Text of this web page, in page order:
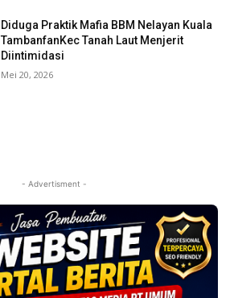
Diduga Praktik Mafia BBM Nelayan Kuala
TambanfanKec Tanah Laut Menjerit
Diintimidasi
Mei 20, 2026
- Advertisment -